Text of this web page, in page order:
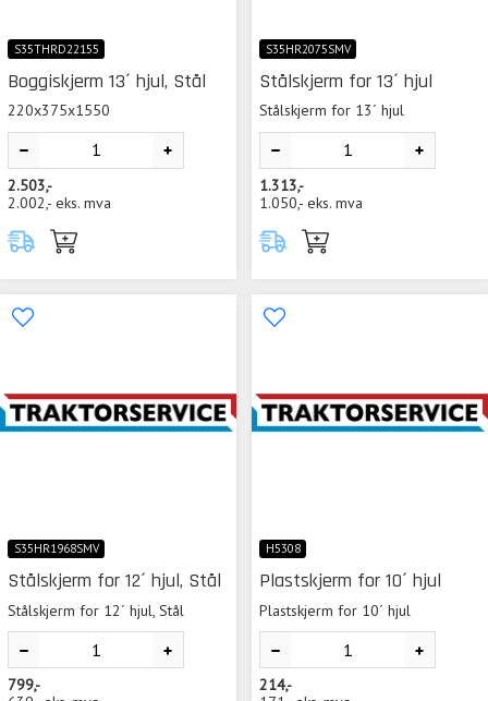
S35THRD22155
Boggiskjerm 13´ hjul, Stål
220x375x1550
2.503,-
2.002,- eks. mva
S35HR2075SMV
Stålskjerm for 13´ hjul
Stålskjerm for 13´ hjul
1.313,-
1.050,- eks. mva
S35HR1968SMV
Stålskjerm for 12´ hjul, Stål
Stålskjerm for 12´ hjul, Stål
799,-
H5308
Plastskjerm for 10´ hjul
Plastskjerm for 10´ hjul
214,-